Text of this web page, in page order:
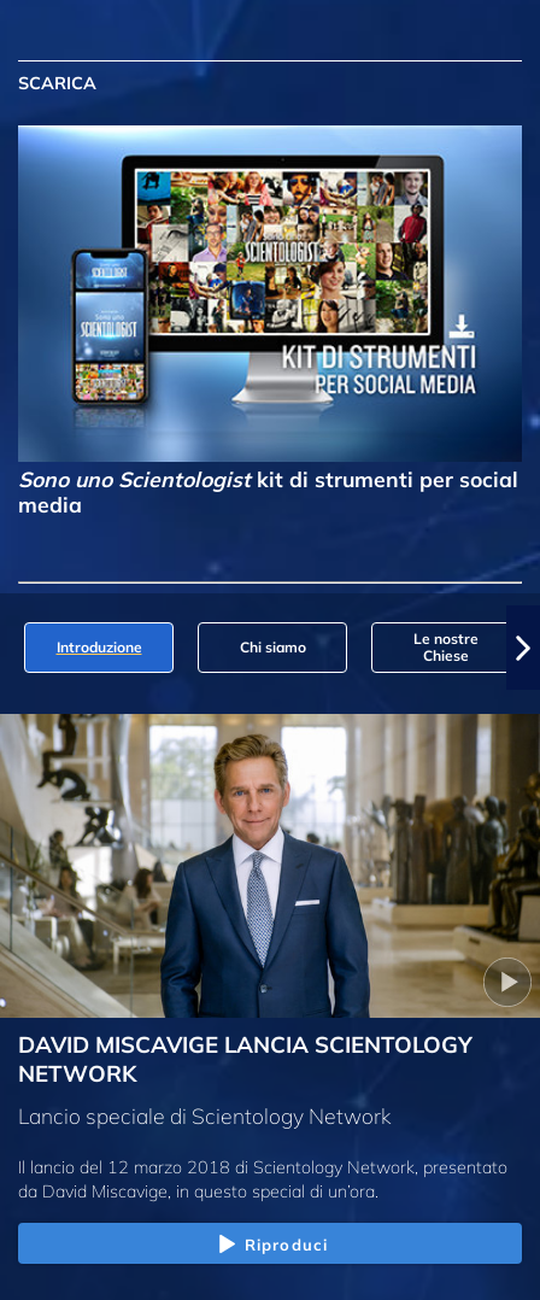
SCARICA
Sono uno Scientologistkit di strumenti per social
media
Introduzione Chi siamo
Le nostre
Chiese
DAVID MISCAVIGE LANCIA SCIENTOLOGY
NETWORK
Lancio speciale di Scientology Network
Il lancio del 12 marzo 2018 di Scientology Network, presentato
da David Miscavige, in questo special di un’ora.
Riproduci